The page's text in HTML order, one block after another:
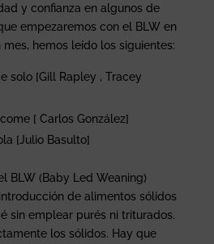
y confianza en algunos de
empezaremos con el BLW en
hemos leído los siguientes:
solo [Gill Rapley , Tracey
[ Carlos González]
[Julio Basulto]
BLW (Baby Led Weaning)
de alimentos sólidos
sin emplear purés ni triturados.
los sólidos. Hay que